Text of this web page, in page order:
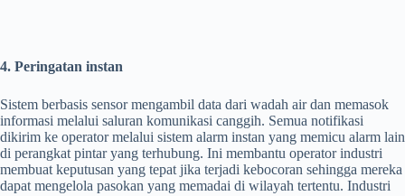
4. Peringatan instan
Sistem berbasis sensor mengambil data dari wadah air dan memasok
informasi melalui saluran komunikasi canggih. Semua notifikasi
dikirim ke operator melalui sistem alarm instan yang memicu alarm lain
di perangkat pintar yang terhubung. Ini membantu operator industri
membuat keputusan yang tepat jika terjadi kebocoran sehingga mereka
dapat mengelola pasokan yang memadai di wilayah tertentu. Industri